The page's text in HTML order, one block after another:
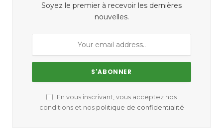
Soyez le premier à recevoir les dernières
nouvelles.
En vous inscrivant, vous acceptez nos
conditions et nos politique de confidentialité